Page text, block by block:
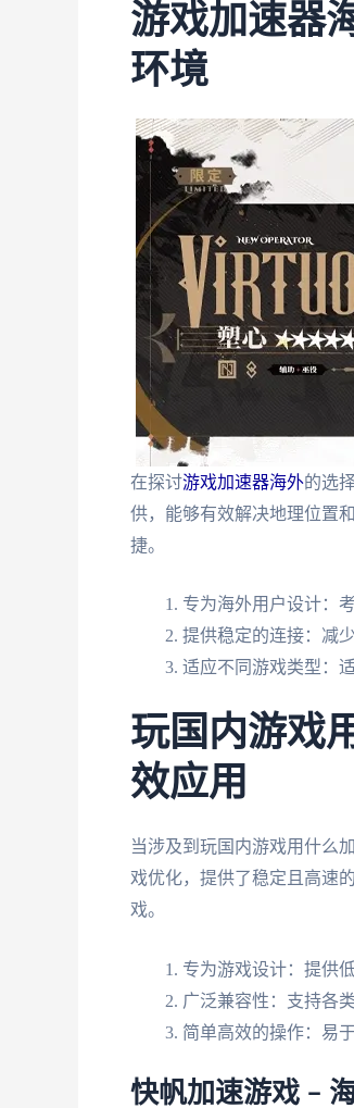
游戏加速器
环境
在探讨游戏加速器海外的选
供，能够有效解决地理位置
捷。
专为海外用户设计：
提供稳定的连接：减
适应不同游戏类型：
玩国内游戏
效应用
当涉及到玩国内游戏用什么
戏优化，提供了稳定且高速
戏。
专为游戏设计：提供
广泛兼容性：支持各
简单高效的操作：易
快帆加速游戏 –